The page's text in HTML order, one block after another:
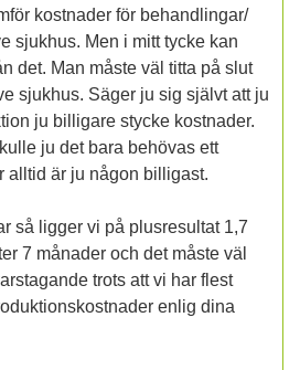
kostnader för behandlingar/
sjukhus. Men i mitt tycke kan
det. Man måste väl titta på slut
sjukhus. Säger ju sig självt att ju
ju billigare stycke kostnader.
ju det bara behövas ett
alltid är ju någon billigast.
så ligger vi på plusresultat 1,7
7 månader och det måste väl
trots att vi har flest
enlig dina